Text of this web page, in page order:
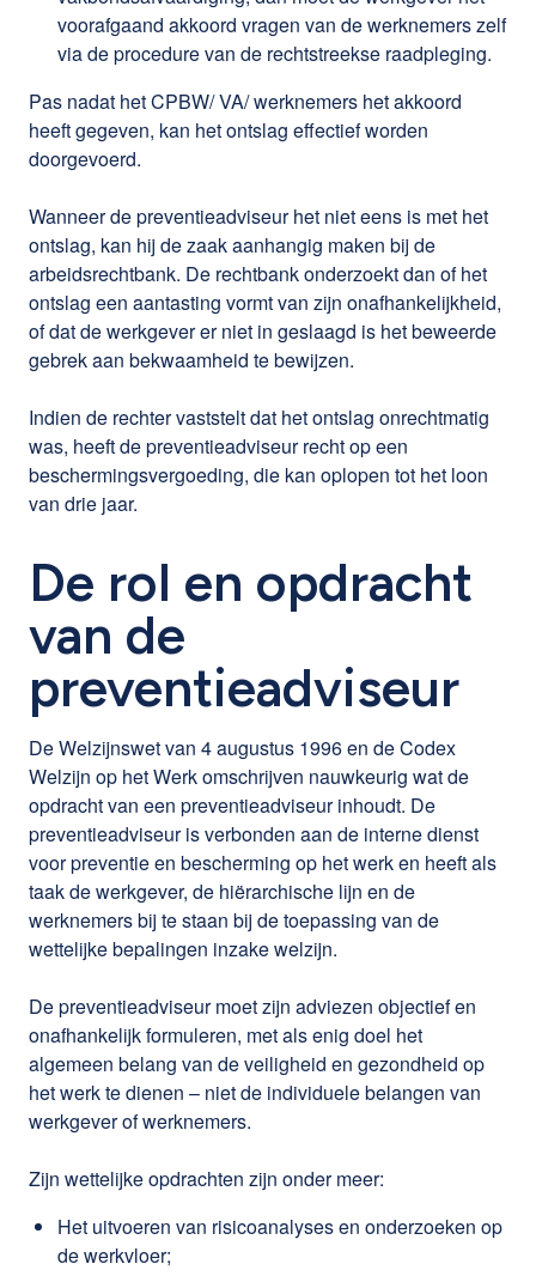
voorafgaand akkoord vragen van de werknemers zelf
via de procedure van de rechtstreekse raadpleging.
Pas nadat het CPBW/ VA/ werknemers het akkoord
heeft gegeven, kan het ontslag effectief worden
doorgevoerd.
Wanneer de preventieadviseur het niet eens is met het
ontslag, kan hij de zaak aanhangig maken bij de
arbeidsrechtbank. De rechtbank onderzoekt dan of het
ontslag een aantasting vormt van zijn onafhankelijkheid,
of dat de werkgever er niet in geslaagd is het beweerde
gebrek aan bekwaamheid te bewijzen.
Indien de rechter vaststelt dat het ontslag onrechtmatig
was, heeft de preventieadviseur recht op een
beschermingsvergoeding, die kan oplopen tot het loon
van drie jaar.
De rol en opdracht
van de
preventieadviseur
De Welzijnswet van 4 augustus 1996 en de Codex
Welzijn op het Werk omschrijven nauwkeurig wat de
opdracht van een preventieadviseur inhoudt. De
preventieadviseur is verbonden aan de interne dienst
voor preventie en bescherming op het werk en heeft als
taak de werkgever, de hiërarchische lijn en de
werknemers bij te staan bij de toepassing van de
wettelijke bepalingen inzake welzijn.
De preventieadviseur moet zijn adviezen objectief en
onafhankelijk formuleren, met als enig doel het
algemeen belang van de veiligheid en gezondheid op
het werk te dienen – niet de individuele belangen van
werkgever of werknemers.
Zijn wettelijke opdrachten zijn onder meer:
Het uitvoeren van risicoanalyses en onderzoeken op
de werkvloer;